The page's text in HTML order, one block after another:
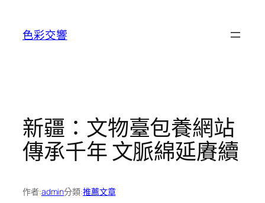
色彩交響
新疆：文物臺包養網站
傳承千年 文脈綿延賡續
作者:admin分類:推薦文章